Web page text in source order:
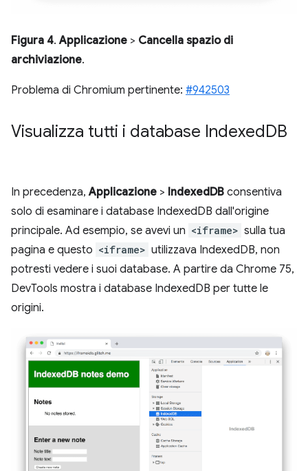
Figura 4.Applicazione > Cancella spazio di
archiviazione.
Problema di Chromium pertinente: #942503
Visualizza tutti i database IndexedDB
In precedenza,Applicazione > IndexedDB consentiva
solo di esaminare i database IndexedDB dall'origine
principale. Ad esempio, se avevi un <iframe> sulla tua
pagina e questo <iframe> utilizzava IndexedDB, non
potresti vedere i suoi database. A partire da Chrome 75,
DevTools mostra i database IndexedDB per tutte le
origini.